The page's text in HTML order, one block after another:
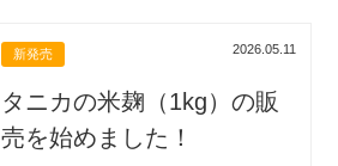
新発売 2026.05.11
タニカの米麹（1kg）の販
売を始めました！